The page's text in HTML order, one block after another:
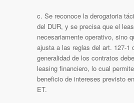
c. Se reconoce la derogatoria
del DUR, y se precisa que el
necesariamente operativo, sino
ajusta a las reglas del art. 127-1
generalidad de los contratos
leasing financiero, lo cual
beneficio de intereses previsto
ET.